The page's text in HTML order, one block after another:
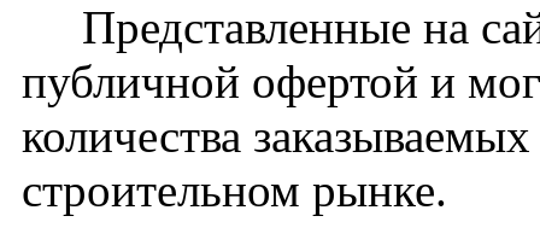
Представленные на
публичной офертой и
количества
строительном рынке.